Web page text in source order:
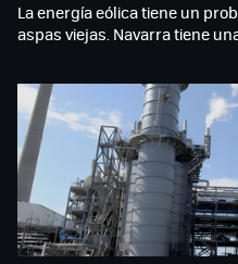
La energía eólica tiene un
aspas viejas. Navarra tiene